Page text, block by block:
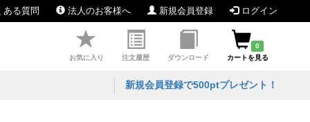
ある質問 法人のお客様へ 新規会員登録 ログイン
お気に入り 注文履歴 ダウンロード
0
カートを見る
新規会員登録で500ptプレゼント！